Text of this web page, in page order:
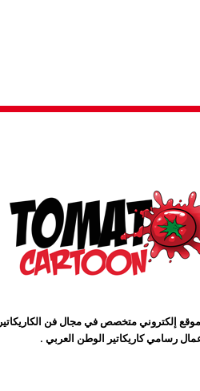
إلكتروني متخصص في مجال فن الكاريكاتير